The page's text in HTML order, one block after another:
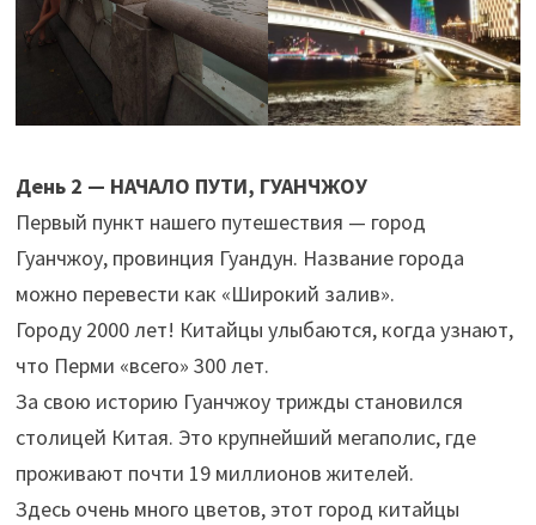
День 2 — НАЧАЛО ПУТИ, ГУАНЧЖОУ
Первый пункт нашего путешествия — город
Гуанчжоу, провинция Гуандун. Название города
можно перевести как «Широкий залив».
Городу 2000 лет! Китайцы улыбаются, когда узнают,
что Перми «всего» 300 лет.
За свою историю Гуанчжоу трижды становился
столицей Китая. Это крупнейший мегаполис, где
проживают почти 19 миллионов жителей.
Здесь очень много цветов, этот город китайцы